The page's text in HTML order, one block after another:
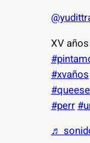
XV
#xvaños
#perr
♬